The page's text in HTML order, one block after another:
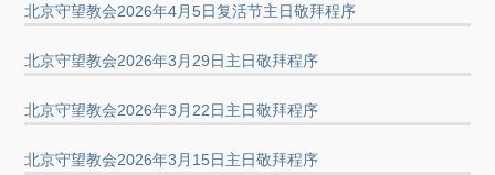
北京守望教会2026年4月5日复活节主日敬拜程序
北京守望教会2026年3月29日主日敬拜程序
北京守望教会2026年3月22日主日敬拜程序
北京守望教会2026年3月15日主日敬拜程序